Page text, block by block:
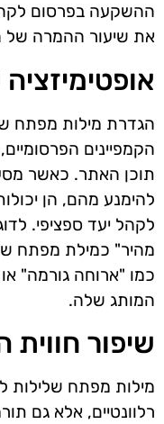
ההשקעה בפרסום
את שיעור ההמרה של
הגדרת מילות מפתח
הקמפיינים
תוכן האתר. כאשר
להימנע מהם, הן
לקהל יעד ספציפי.
מהיר" כמילת מפתח
כמו "ארוחה גורמה"
המותג שלה.
שיפור חווית
מילות מפתח שלילות
רלוונטיים, אלא גם